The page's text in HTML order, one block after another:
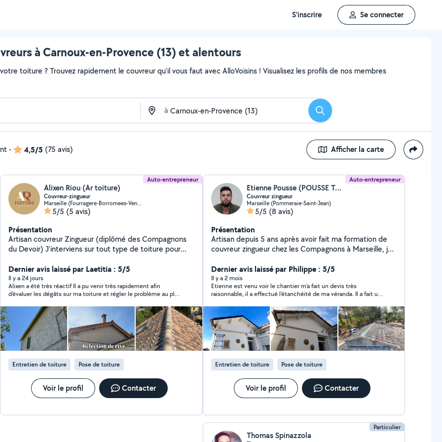
S'inscrire Se connecter
à Carnoux-en-Provence (13) et alentours
toiture ? Trouvez rapidement le couvreur qu'il vous faut avec AlloVoisins ! Visualisez les profils de nos membres
à Rechercher
- 4,5/5 (75 avis) Afficher la carte
Auto-entrepreneur
Alixen Riou (Ar toiture)
Couvreur-zingueur
Marseille (Fourragere-Borromees-Vendome)
5/5 (5 avis)
Présentation
Artisan couvreur Zingueur (diplômé des Compagnons
du Devoir) J'interviens sur tout type de toiture pour
technique, rigueur et sens du détail, pour des
réalisations esthétiques. Prestations proposées :
Recherche et réparation de fuites Réfection complète
de toiture Nettoyage et traitement de toiture Pose et
réparation de gouttières Pose de Velux et abergement
de cheminée Pose de solins Travaux de zinguerie sur
mesure Devis gratuit Intervention 7j/7 sur Marseille et
alentours.
Dernier avis laissé par Laetitia : 5/5
Il y a 24 jours
Alixen a été très réactif Il a pu venir très rapidement afin
d'évaluer les dégâts sur ma toiture et régler le problème au plus
ses prestations ont un excellent rapport qualité prix. Je le
recommande les yeux fermés.
Entretien de toiture Pose de toiture
Voir le profil Contacter
Auto-entrepreneur
Etienne Pousse (POUSSE TOIT (ep couv zinc))
Couvreur zingueur
Marseille (Pommeraie-Saint-Jean)
5/5 (8 avis)
Présentation
Artisan depuis 5 ans après avoir fait ma formation de
couvreur zingueur chez les Compagnons à Marseille, je
étanchéité des toitures), réparation ou réfection
complète de toiture. Pose de panneaux
photovoltaïques également.
Dernier avis laissé par Philippe : 5/5
Il y a 2 mois
Etienne est venu voir le chantier m'a fait un devis très
raisonnable, il a effectué l'étanchéité de ma véranda. Il a fait un
Entretien de toiture Pose de toiture
Voir le profil Contacter
Particulier
Thomas Spinazzola